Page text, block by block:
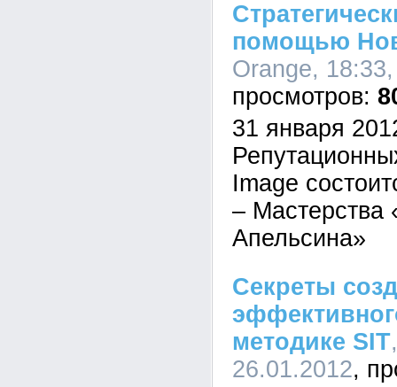
помощью
Orange,
31 января
Image
– Мастерства
Апельсина»
Секреты
методике SIT
26.01.2012